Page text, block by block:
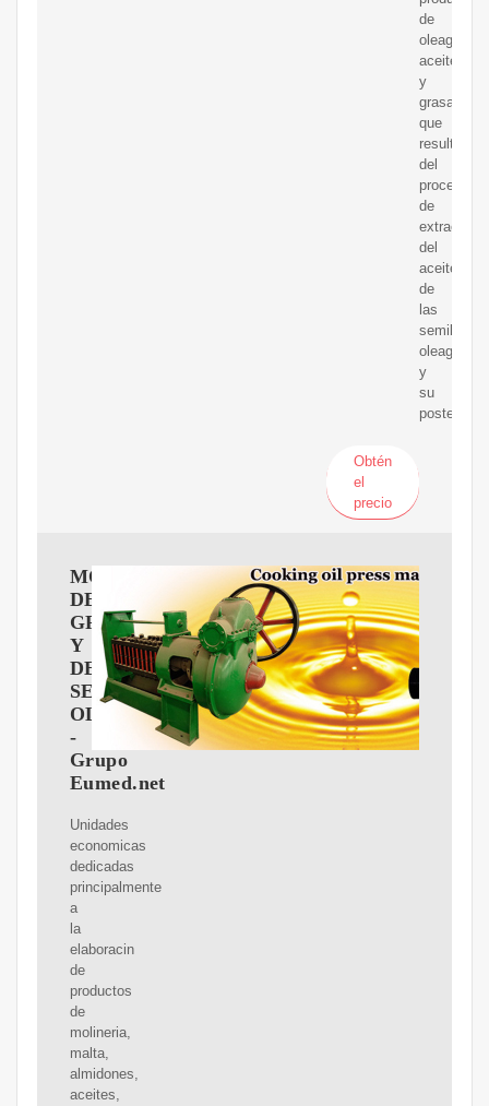
de
aceites
y
grasas
que
resulta
del
proceso
de
extracción
del
aceite
de
las
semillas
y
su
posterior
Obtén
el
precio
MOLIENDA
DE
GRANOS
Y
DE
SEMILLAS
OLEAGINOSAS
-
Grupo
Eumed.net
Unidades
economicas
dedicadas
principalmente
a
la
elaboracin
de
productos
de
molineria,
malta,
almidones,
aceites,